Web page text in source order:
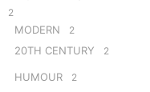
2
MODERN 2
20TH CENTURY 2
HUMOUR 2